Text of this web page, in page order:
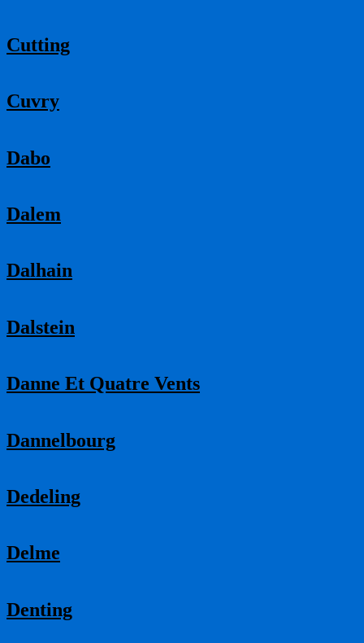
Cutting
Cuvry
Dabo
Dalem
Dalhain
Dalstein
Danne Et Quatre Vents
Dannelbourg
Dedeling
Delme
Denting